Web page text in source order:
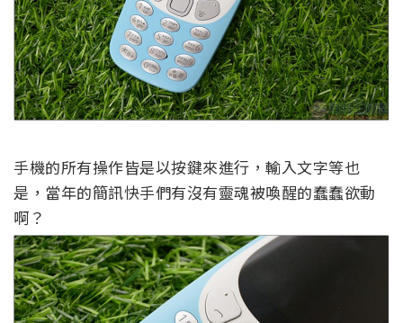
手機的所有操作皆是以按鍵來進行，輸入文字等也
是，當年的簡訊快手們有沒有靈魂被喚醒的蠢蠢欲動
啊？